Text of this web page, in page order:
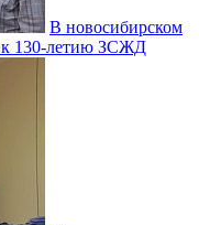
В новосибирском
к 130-летию ЗСЖД